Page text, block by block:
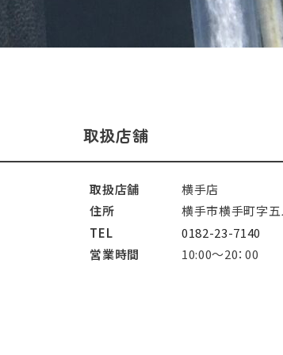
取扱店舗
取扱店舗
横手店
住所
横手市横手町字五
TEL
0182-23-7140
営業時間
10:00～20：00